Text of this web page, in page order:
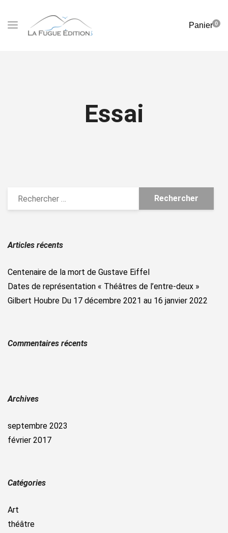
Panier0
Essai
Articles récents
Centenaire de la mort de Gustave Eiffel
Dates de représentation « Théâtres de l’entre-deux »
Gilbert Houbre Du 17 décembre 2021 au 16 janvier 2022
Commentaires récents
Archives
septembre 2023
février 2017
Catégories
Art
théâtre